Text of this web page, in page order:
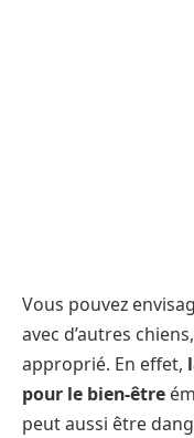
Vous pouvez
avec d’autres
approprié. En effet,
pour le bien-être
peut aussi être